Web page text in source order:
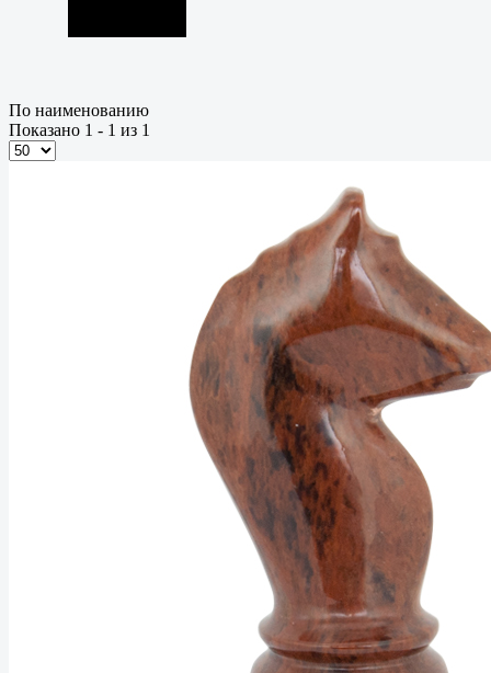
По наименованию
Показано 1 - 1 из 1